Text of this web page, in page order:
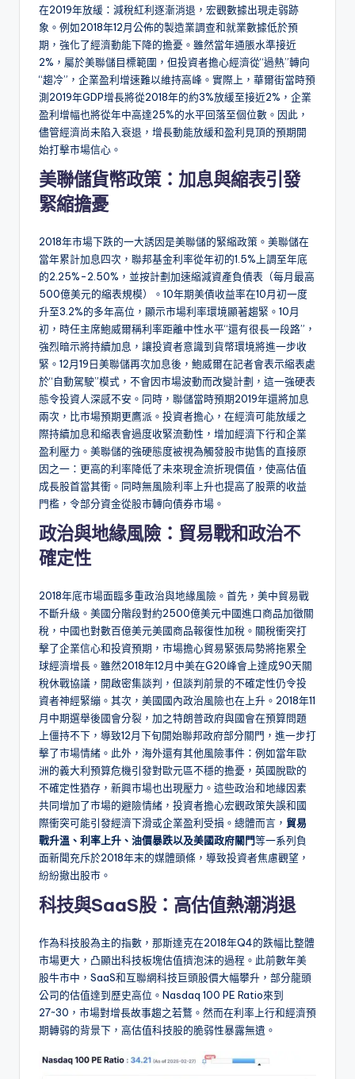
在2019年放緩：減稅紅利逐漸消退，宏觀數據出現走弱跡
象。例如2018年12月公佈的製造業調查和就業數據低於預
期，強化了經濟動能下降的擔憂。雖然當年通脹水準接近
2%，屬於美聯儲目標範圍，但投資者擔心經濟從“過熱”轉向
“趨冷”，企業盈利增速難以維持高峰。實際上，華爾街當時預
測2019年GDP增長將從2018年的約3%放緩至接近2%，企業
盈利增幅也將從年中高達25%的水平回落至個位數。因此，
儘管經濟尚未陷入衰退，增長動能放緩和盈利見頂的預期開
始打擊市場信心。
美聯儲貨幣政策：加息與縮表引發
緊縮擔憂
2018年市場下跌的一大誘因是美聯儲的緊縮政策。美聯儲在
當年累計加息四次，聯邦基金利率從年初的1.5%上調至年底
的2.25%-2.50%，並按計劃加速縮減資產負債表（每月最高
500億美元的縮表規模）。10年期美債收益率在10月初一度
升至3.2%的多年高位，顯示市場利率環境顯著趨緊。10月
初，時任主席鮑威爾稱利率距離中性水平“還有很長一段路”，
強烈暗示將持續加息，讓投資者意識到貨幣環境將進一步收
緊。12月19日美聯儲再次加息後，鮑威爾在記者會表示縮表處
於“自動駕駛”模式，不會因市場波動而改變計劃，這一強硬表
態令投資人深感不安。同時，聯儲當時預期2019年還將加息
兩次，比市場預期更鷹派。投資者擔心，在經濟可能放緩之
際持續加息和縮表會過度收緊流動性，增加經濟下行和企業
盈利壓力。美聯儲的強硬態度被視為觸發股市拋售的直接原
因之一：更高的利率降低了未來現金流折現價值，使高估值
成長股首當其衝。同時無風險利率上升也提高了股票的收益
門檻，令部分資金從股市轉向債券市場。
政治與地緣風險：貿易戰和政治不
確定性
2018年底市場面臨多重政治與地緣風險。首先，美中貿易戰
不斷升級。美國分階段對約2500億美元中國進口商品加徵關
稅，中國也對數百億美元美國商品報復性加稅。關稅衝突打
擊了企業信心和投資預期，市場擔心貿易緊張局勢將拖累全
球經濟增長。雖然2018年12月中美在G20峰會上達成90天關
稅休戰協議，開啟密集談判，但談判前景的不確定性仍令投
資者神經緊繃。其次，美國國內政治風險也在上升。2018年11
月中期選舉後國會分裂，加之特朗普政府與國會在預算問題
上僵持不下，導致12月下旬開始聯邦政府部分關門，進一步打
擊了市場情緒。此外，海外還有其他風險事件：例如當年歐
洲的義大利預算危機引發對歐元區不穩的擔憂，英國脫歐的
不確定性猶存，新興市場也出現壓力。這些政治和地緣因素
共同增加了市場的避險情緒，投資者擔心宏觀政策失誤和國
際衝突可能引發經濟下滑或企業盈利受損。總體而言， 貿易
戰升溫、利率上升、油價暴跌以及美國政府關門等一系列負
面新聞充斥於2018年末的媒體頭條，導致投資者焦慮觀望，
紛紛撤出股市。
科技與SaaS股：高估值熱潮消退
作為科技股為主的指數，那斯達克在2018年Q4的跌幅比整體
市場更大，凸顯出科技板塊估值擠泡沫的過程。此前數年美
股牛市中，SaaS和互聯網科技巨頭股價大幅攀升，部分龍頭
公司的估值達到歷史高位。Nasdaq 100 PE Ratio來到
27~30，市場對增長故事趨之若鶩。然而在利率上行和經濟預
期轉弱的背景下，高估值科技股的脆弱性暴露無遺。